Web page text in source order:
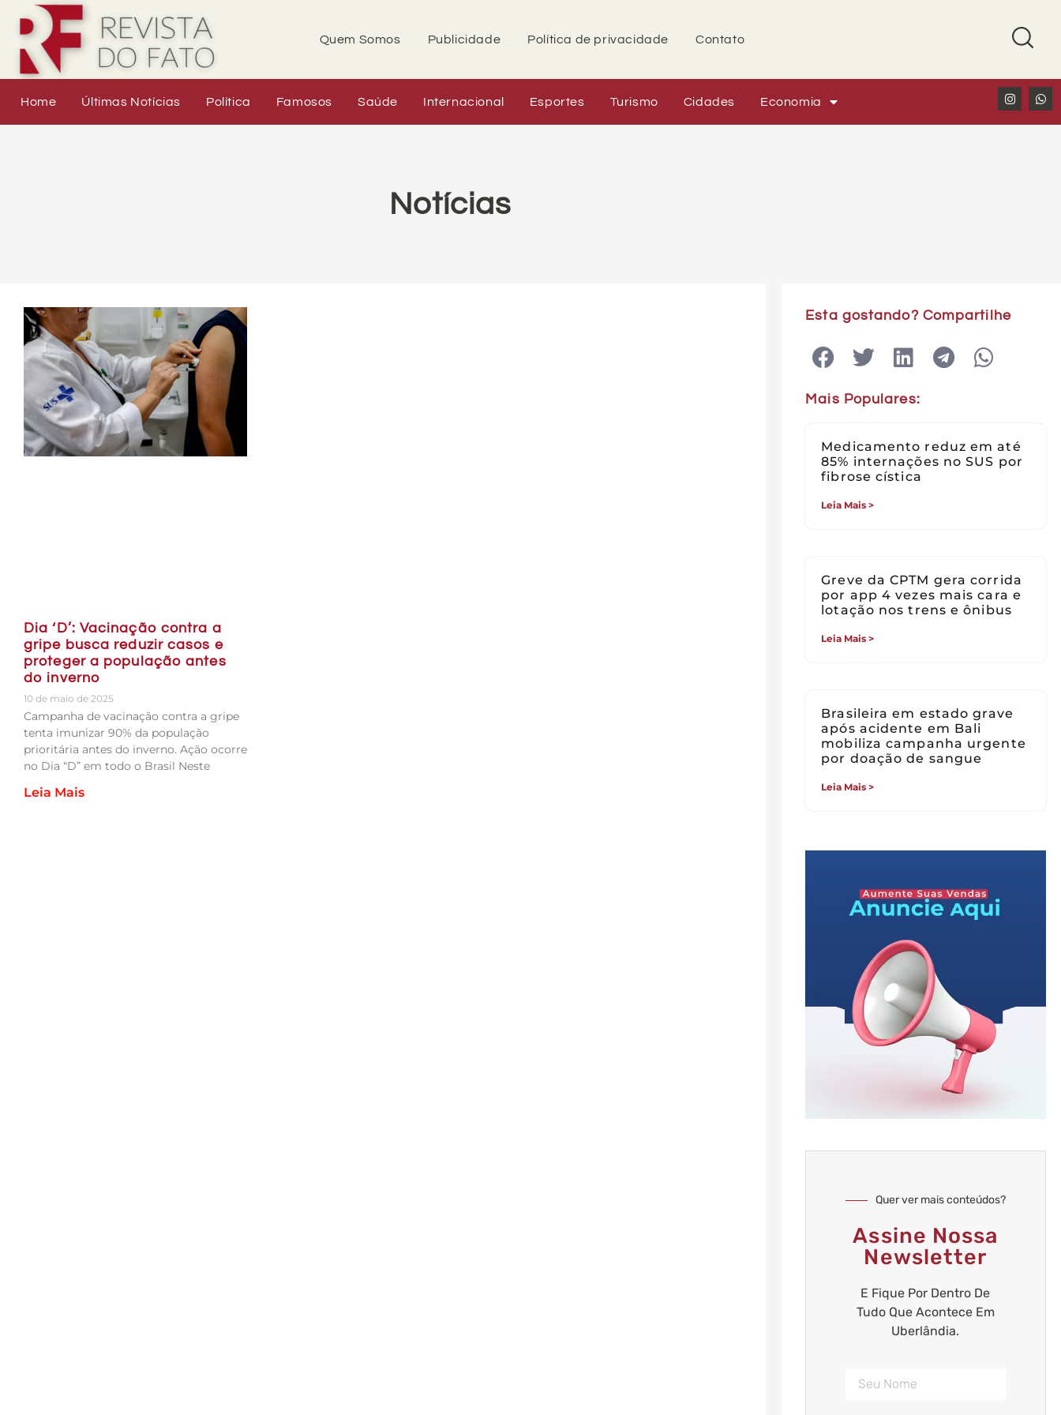
Quem Somos Publicidade Política de privacidade Contato
Home Últimas Notícias Política Famosos Saúde Internacional Esportes Turismo Cidades Economia
Notícias
Dia ‘D’: Vacinação contra a
gripe busca reduzir casos e
proteger a população antes
do inverno
10 de maio de 2025
Campanha de vacinação contra a gripe
tenta imunizar 90% da população
prioritária antes do inverno. Ação ocorre
no Dia “D” em todo o Brasil Neste
Leia Mais
Esta gostando? Compartilhe
Mais Populares:
Medicamento reduz em até
85% internações no SUS por
fibrose cística
Leia Mais >
Greve da CPTM gera corrida
por app 4 vezes mais cara e
lotação nos trens e ônibus
Leia Mais >
Brasileira em estado grave
após acidente em Bali
mobiliza campanha urgente
por doação de sangue
Leia Mais >
Quer ver mais conteúdos?
Assine Nossa
Newsletter
E Fique Por Dentro De
Tudo Que Acontece Em
Uberlândia.